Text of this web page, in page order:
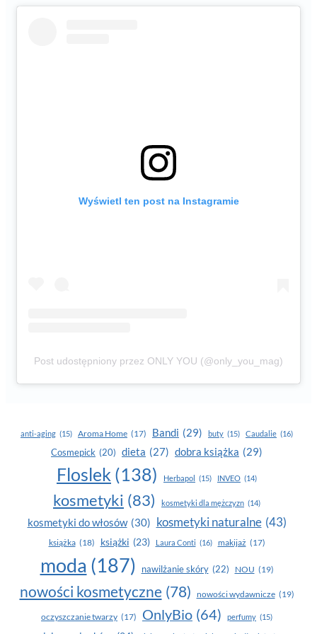
Wyświetl ten post na Instagramie
Post udostępniony przez ONLY YOU (@only_you_mag)
anti-aging (15) Aroma Home (17) Bandi (29) buty (15) Caudalie (16)
Cosmepick (20) dieta (27) dobra książka (29)
Floslek (138) Herbapol (15) INVEO (14)
kosmetyki (83) kosmetyki dla mężczyzn (14)
kosmetyki do włosów (30) kosmetyki naturalne (43)
książka (18) książki (23) Laura Conti (16) makijaż (17)
moda (187) nawilżanie skóry (22) NOU (19)
nowości kosmetyczne (78) nowości wydawnicze (19)
oczyszczanie twarzy (17) OnlyBio (64) perfumy (15)